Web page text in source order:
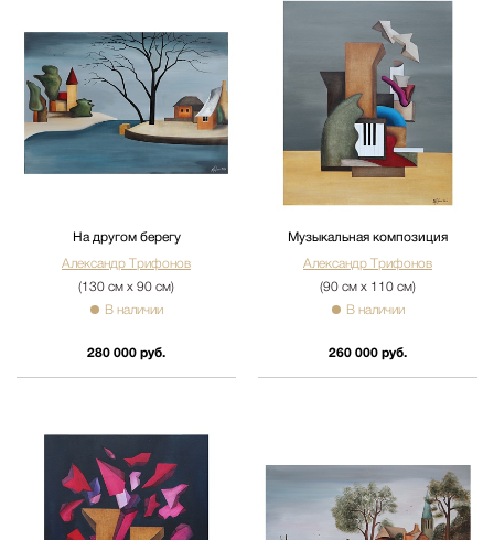
На другом берегу
Александр Трифонов
(130 см х 90 см)
В наличии
280 000 руб.
Музыкальная композиция
Александр Трифонов
(90 см х 110 см)
В наличии
260 000 руб.